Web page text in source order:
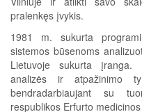
pralenkęs įvykis.
1981 m. sukurta
sistemos būsenoms
Lietuvoje sukurta įranga.
analizės ir atpažinimo
bendradarbiaujant su
respublikos Erfurto